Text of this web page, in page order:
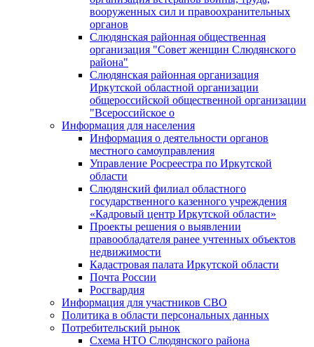
вооруженных сил и правоохранительных
органов
Слюдянская районная общественная
организация "Совет женщин Слюдянского
района"
Слюдянская районная организация
Иркутской областной организации
общероссийской общественной организации
"Всероссийское о
Информация для населения
Информация о деятельности органов
местного самоуправления
Управление Росреестра по Иркутской
области
Слюдянский филиал областного
государственного казенного учреждения
«Кадровый центр Иркутской области»
Проекты решения о выявлении
правообладателя ранее учтенных объектов
недвижимости
Кадастровая палата Иркутской области
Почта России
Росгвардия
Информация для участников СВО
Политика в области персональных данных
Потребительский рынок
Схема НТО Слюдянского района